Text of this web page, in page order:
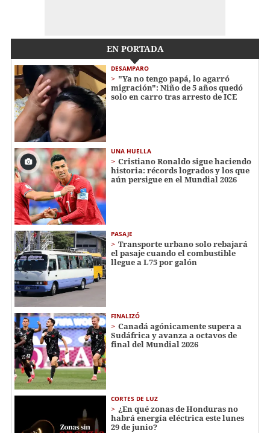
EN PORTADA
DESAMPARO
"Ya no tengo papá, lo agarró
migración": Niño de 5 años quedó
solo en carro tras arresto de ICE
UNA HUELLA
Cristiano Ronaldo sigue haciendo
historia: récords logrados y los que
aún persigue en el Mundial 2026
PASAJE
Transporte urbano solo rebajará
el pasaje cuando el combustible
llegue a L75 por galón
FINALIZÓ
Canadá agónicamente supera a
Sudáfrica y avanza a octavos de
final del Mundial 2026
CORTES DE LUZ
¿En qué zonas de Honduras no
habrá energía eléctrica este lunes
29 de junio?